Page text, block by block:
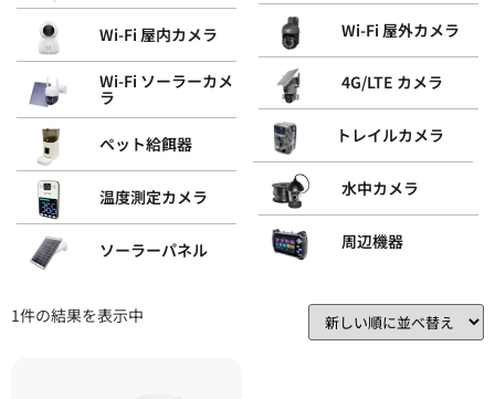
Wi-Fi 屋内カメラ
Wi-Fi ソーラーカメ
ラ
ペット給餌器
温度測定カメラ
ソーラーパネル
Wi-Fi 屋外カメラ
4G/LTE カメラ
トレイルカメラ
水中カメラ
周辺機器
1件の結果を表示中